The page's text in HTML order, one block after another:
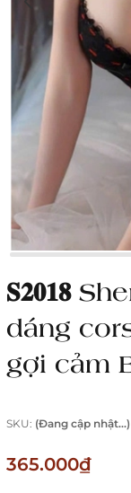
𝐒𝟐𝟎𝟏𝟖
dáng
gợi cảm
SKU: (Đang cập nhật...)
365.000₫